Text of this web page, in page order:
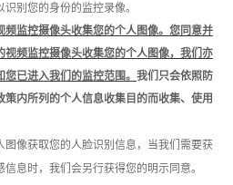
别您的身份的监控录像。
频监控摄像头收集您的个人图像。您同意并
视频监控摄像头收集您的个人图像，我们亦
已进入我们的监控范围。 我们只会依照防
内所列的个人信息收集目的而收集、使用
图像获取您的人脸识别信息，当我们需要获
息时，我们会另行获得您的明示同意。